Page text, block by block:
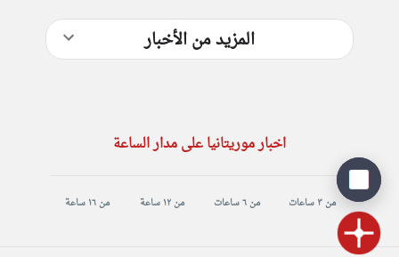
المزيد من الأخبار
اخبار موريتانيا على مدار الساعة
من ٣ ساعات من ٦ ساعات من ١٢ ساعة من ١٦ ساعة